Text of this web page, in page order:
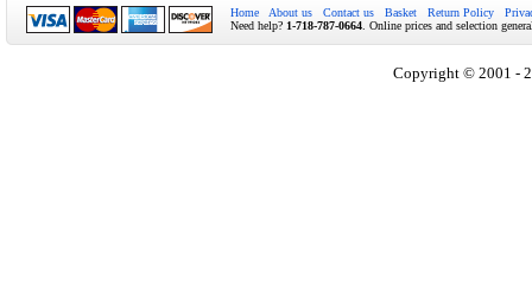
Home About us Contact us Basket Return Policy
Need help? 1-718-787-0664 . Online prices and selection
Copyright © 2001 -